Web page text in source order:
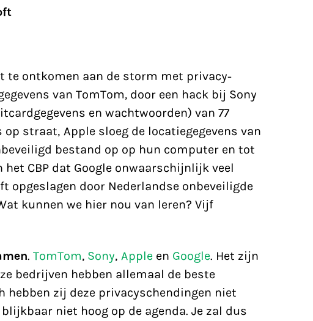
te ontkomen aan de storm met privacy-
van TomTom, door een hack bij Sony
en wachtwoorden) van 77
straat, Apple sloeg de locatiegegevens van
bestand op op hun computer en tot
CBP dat Google onwaarschijnlijk veel
opgeslagen door Nederlandse onbeveiligde
kunnen we hier nou van leren? Vijf
. TomTom, Sony, Appleen Google. Het zijn
bedrijven hebben allemaal de beste
hebben zij deze privacyschendingen niet
niet hoog op de agenda. Je zal dus